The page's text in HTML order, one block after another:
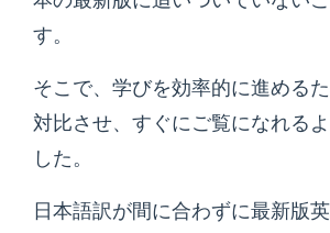
す。
そこで、学びを効率的に進める
対比させ、すぐにご覧になれる
した。
日本語訳が間に合わずに最新版